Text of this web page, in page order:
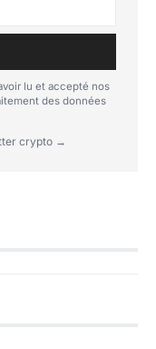
lu et accepté nos
des données
crypto →